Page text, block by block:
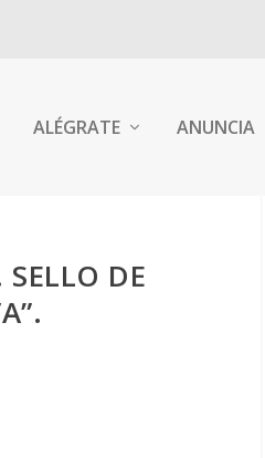
ALÉGRATE ANUNCIA
DE